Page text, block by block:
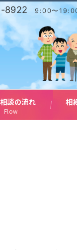
8922 9:00〜
談の流れ
Flow
相